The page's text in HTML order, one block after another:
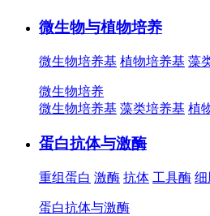
微生物与植物培养
微生物培养基 植物培养基 藻
微生物培养
微生物培养基 藻类培养基 植
蛋白抗体与激酶
重组蛋白 激酶 抗体 工具酶 细
蛋白抗体与激酶